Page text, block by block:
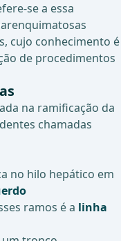
se a essa
cujo conhecimento é
de procedimentos
na ramificação da
chamadas
no hilo hepático em
ramos é a linha